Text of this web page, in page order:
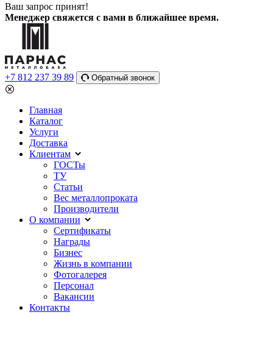
Ваш запрос принят!
Менеджер свяжется с вами в ближайшее время.
+7 812 237 39 89 Обратный звонок
Главная
Каталог
Услуги
Доставка
Клиентам
ГОСТы
ТУ
Статьи
Вес металлопроката
Производители
О компании
Сертификаты
Награды
Бизнес
Жизнь в компании
Фотогалерея
Персонал
Вакансии
Контакты